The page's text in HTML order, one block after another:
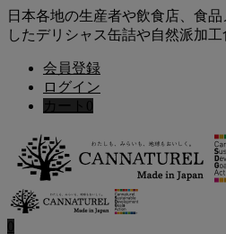
日本各地の生産者や飲食店、食
したデリシャス缶詰や自然派加工
会員登録
ログイン
カート 0
0